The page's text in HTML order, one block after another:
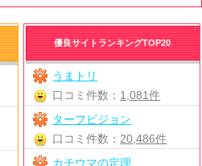
優良サイトランキングTOP20
うまトリ
口コミ件数： 1,081件
ターフビジョン
口コミ件数： 20,486件
カチウマの定理